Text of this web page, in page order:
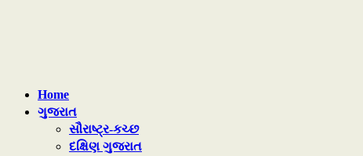
Home
ગુજરાત
સૌરાષ્ટ્ર-કચ્છ
દક્ષિણ ગુજરાત